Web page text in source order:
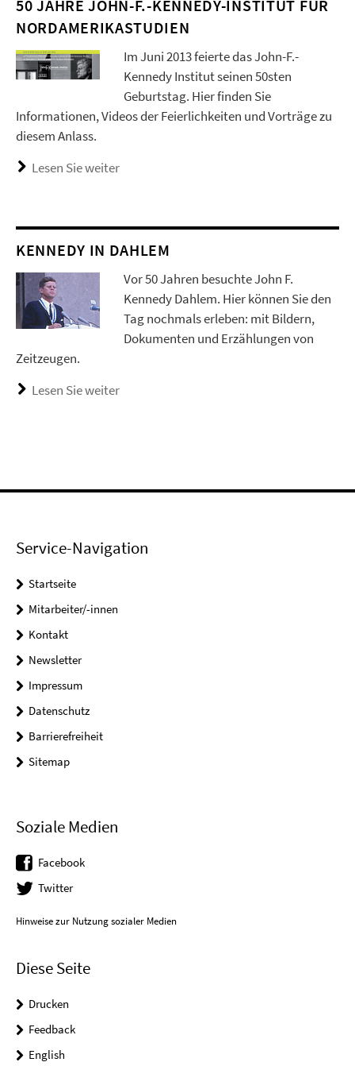
50 JAHRE JOHN-F.-KENNEDY-INSTITUT FÜR
NORDAMERIKASTUDIEN
Im Juni 2013 feierte das John-F.-
Kennedy Institut seinen 50sten
Geburtstag. Hier finden Sie
Informationen, Videos der Feierlichkeiten und Vorträge zu
diesem Anlass.
Lesen Sie weiter
KENNEDY IN DAHLEM
Vor 50 Jahren besuchte John F.
Kennedy Dahlem. Hier können Sie den
Tag nochmals erleben: mit Bildern,
Dokumenten und Erzählungen von
Zeitzeugen.
Lesen Sie weiter
Service-Navigation
Startseite
Mitarbeiter/-innen
Kontakt
Newsletter
Impressum
Datenschutz
Barrierefreiheit
Sitemap
Soziale Medien
Facebook
Twitter
Hinweise zur Nutzung sozialer Medien
Diese Seite
Drucken
Feedback
English